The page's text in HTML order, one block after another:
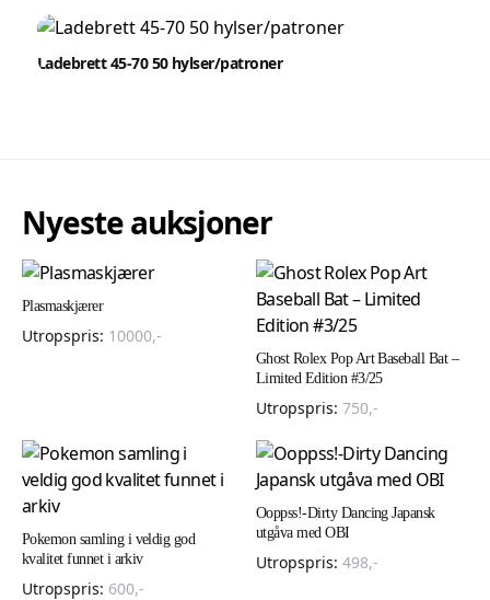
Ladebrett 45-70 50 hylser/patroner
Nyeste auksjoner
Plasmaskjærer
Utropspris: 10000,-
Ghost Rolex Pop Art Baseball Bat –
Limited Edition #3/25
Utropspris: 750,-
Pokemon samling i veldig god
kvalitet funnet i arkiv
Utropspris: 600,-
Ooppss!-Dirty Dancing Japansk
utgåva med OBI
Utropspris: 498,-